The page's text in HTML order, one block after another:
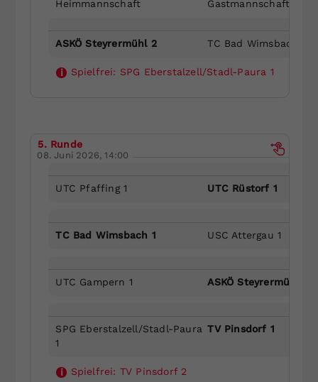
Heimmannschaft Gastmannschaft
ASKÖ Steyrermühl 2 TC Bad Wimsbach 1
i Spielfrei: SPG Eberstalzell/Stadl-Paura 1
5. Runde
08. Juni 2026, 14:00
UTC Pfaffing 1 UTC Rüstorf 1
TC Bad Wimsbach 1 USC Attergau 1
UTC Gampern 1 ASKÖ Steyrermühl 2
SPG Eberstalzell/Stadl-Paura
1
TV Pinsdorf 1
i Spielfrei: TV Pinsdorf 2